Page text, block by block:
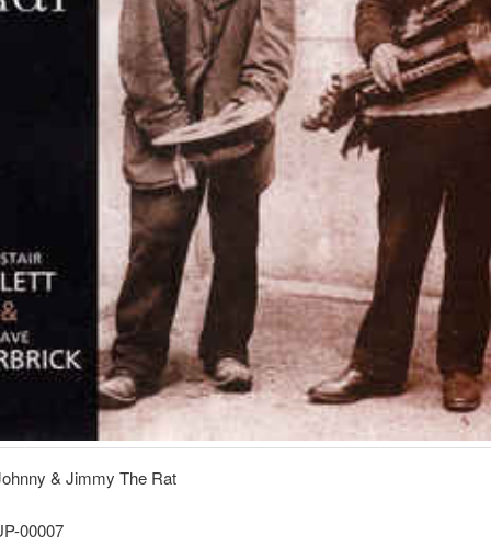
& Jimmy The Rat
00007